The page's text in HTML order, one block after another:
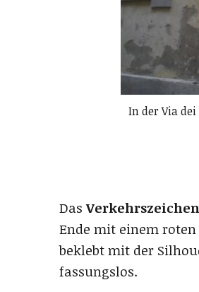
In der Via
Das
Ende mit einem roten
beklebt mit der
fassungslos.